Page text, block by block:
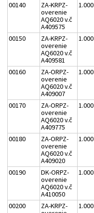
00140
ZA-KRPZ-
overenie
AQ6020 v.č
A409575
1.000
00150
ZA-KRPZ-
overenie
AQ6020 v.č
A409581
1.000
00160
ZA-ORPZ-
overenie
AQ6020 v.č
A409007
1.000
00170
ZA-ORPZ-
overenie
AQ6020 v.č
A409775
1.000
00180
ZA-ORPZ-
overenie
AQ6020 v.č
A409020
1.000
00190
DK-ORPZ-
overenie
AQ6020 v.č
A410050
1.000
00200
ZA-KRPZ-
1.000